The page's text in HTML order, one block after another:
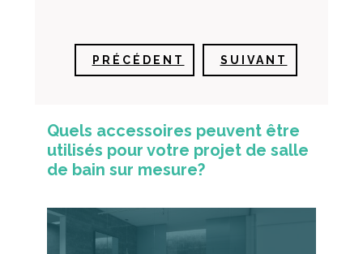
PRÉCÉDENT SUIVANT
Quels accessoires peuvent être
utilisés pour votre projet de salle
de bain sur mesure?